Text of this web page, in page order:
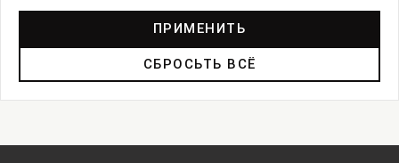
ПРИМЕНИТЬ
СБРОСЬТЬ ВСЁ